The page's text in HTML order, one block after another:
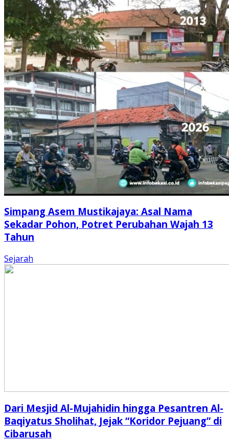
Simpang Asem Mustikajaya: Asal Nama
Sekadar Pohon, Potret Perubahan Wajah 13
Tahun
Sejarah
Dari Mesjid Al-Mujahidin hingga Pesantren Al-
Baqiyatus Sholihat, Jejak “Koridor Pejuang” di
Cibarusah